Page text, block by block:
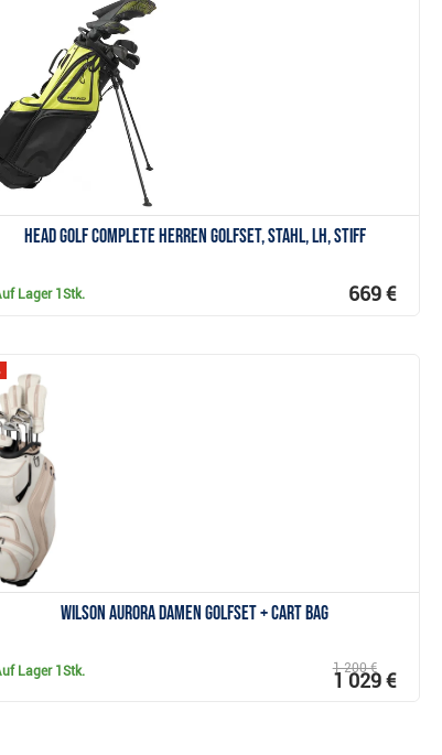
Head Golf Complete Herren Golfset, Stahl, LH, Stiff
Lager 1Stk. 669 €
Wilson Aurora Damen Golfset + cart bag
Lager 1Stk. 1 200 €
1 029 €